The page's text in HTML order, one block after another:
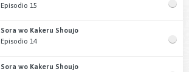
Episodio 15
Sora wo Kakeru Shoujo
Episodio 14
Sora wo Kakeru Shoujo